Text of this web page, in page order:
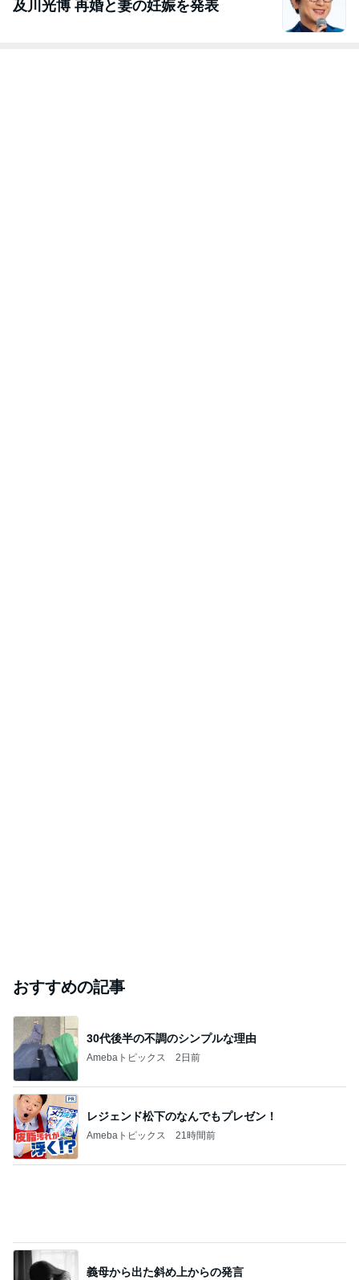
及川光博 再婚と妻の妊娠を発表
おすすめの記事
30代後半の不調のシンプルな理由
Amebaトピックス 2日前
レジェンド松下のなんでもプレゼン！
Amebaトピックス 21時間前
授乳に頼れない完ミママの食事